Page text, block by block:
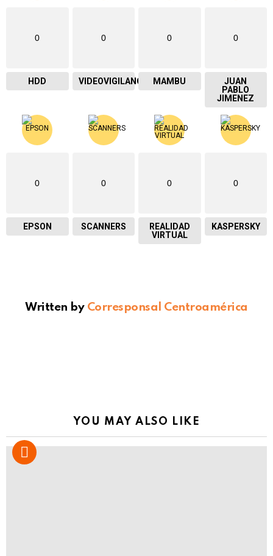
0
HDD
0
VIDEOVIGILANCIA
0
MAMBU
0
JUAN
PABLO
JIMENEZ
0
EPSON
0
SCANNERS
0
REALIDAD
VIRTUAL
0
KASPERSKY
Written by Corresponsal Centroamérica
YOU MAY ALSO LIKE